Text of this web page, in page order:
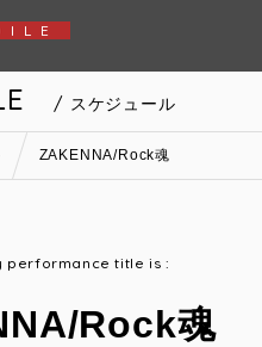
/ スケジュール
ZAKENNA/Rock魂
performance title is :
Rock魂